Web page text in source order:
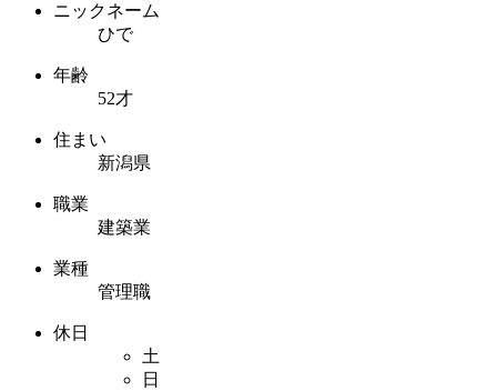
ニックネーム
ひで
年齢
52才
住まい
新潟県
職業
建築業
業種
管理職
休日
土
日